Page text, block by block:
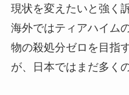
現状を変えたいと強く
海外ではティアハイム
物の殺処分ゼロを目指
が、日本ではまだ多く